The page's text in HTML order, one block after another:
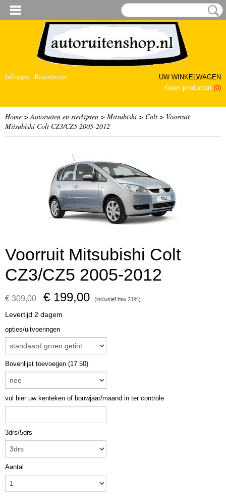
Inloggen Registreren
UW WINKELWAGEN
Geen producten (0)
Home >Autoruiten en sierlijsten > Mitsubishi > Colt > Voorruit
Mitsubishi Colt CZ3/CZ5 2005-2012
Voorruit Mitsubishi Colt
CZ3/CZ5 2005-2012
€ 309,00 € 199,00 (inclusief btw 21%)
Levertijd 2 dagem
opties/uitvoeringen
Bovenlijst toevoegen (17.50)
vul hier uw kenteken of bouwjaar/maand in ter controle
3drs/5drs
Aantal